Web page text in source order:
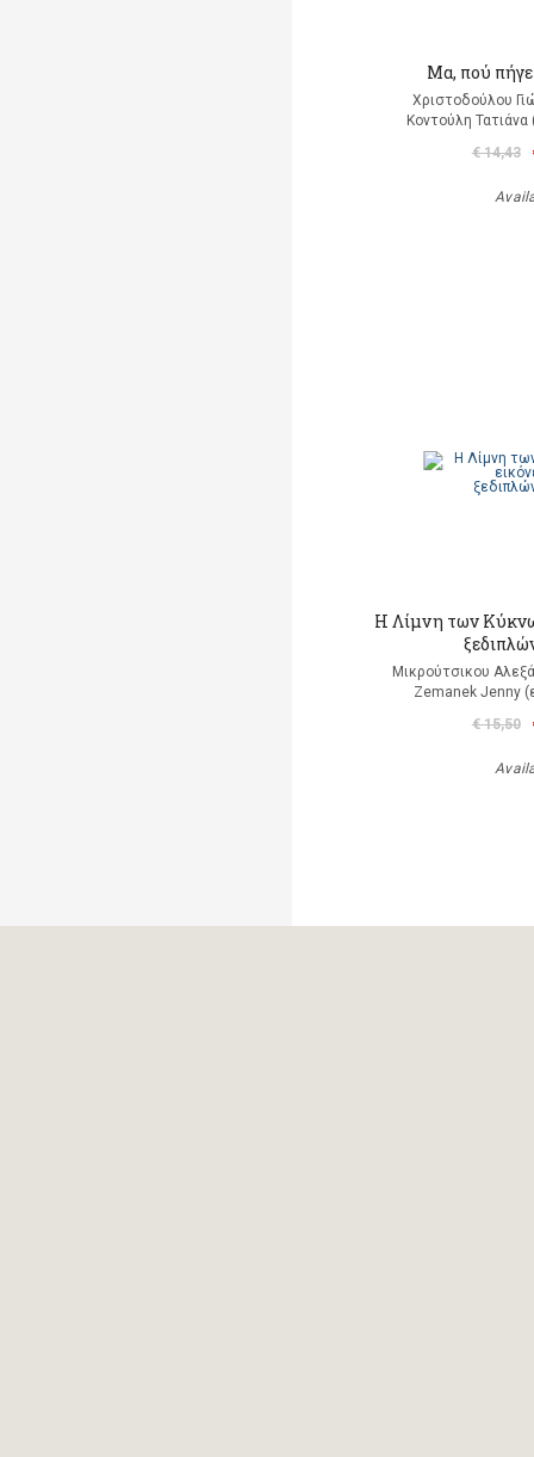
Μα, πού πήγε
Χριστοδούλου
Κοντούλη
€ 14,43
Η Λίμνη των
Μικρούτσικου
Zemanek Jenny
€ 15,50